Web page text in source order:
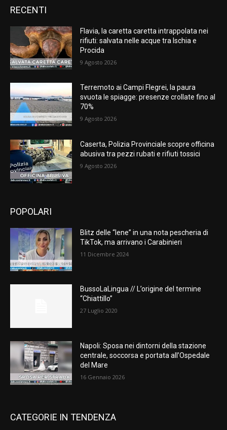
RECENTI
Flavia, la caretta caretta intrappolata nei
rifiuti: salvata nelle acque tra Ischia e
Procida
9 Agosto 2026
Terremoto ai Campi Flegrei, la paura
svuota le spiagge: presenze crollate fino al
70%
9 Agosto 2026
Caserta, Polizia Provinciale scopre officina
abusiva tra pezzi rubati e rifiuti tossici
9 Agosto 2026
POPOLARI
Blitz delle “Iene” in una nota pescheria di
TikTok, ma arrivano i Carabinieri
11 Dicembre 2024
BussoLaLingua // L’origine del termine
“Chiattillo”
27 Luglio 2020
Napoli: Sposa nei dintorni della stazione
centrale, soccorsa e portata all’Ospedale
del Mare
16 Gennaio 2026
CATEGORIE IN TENDENZA